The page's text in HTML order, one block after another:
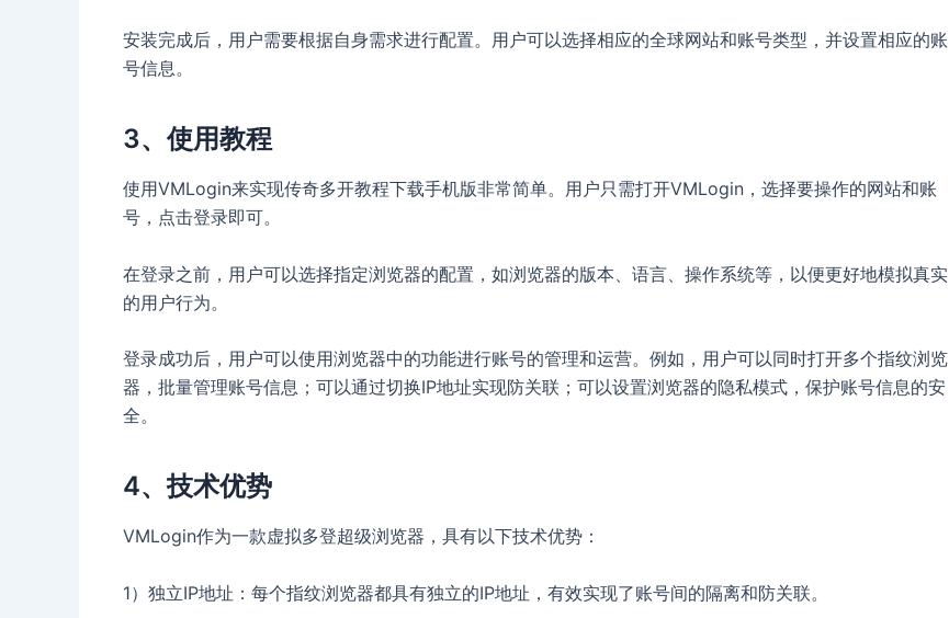
安装完成后，用户需要根据自身需求进行配置。用户可以选择相应的全球网站和账号类型，并设置相应的账
号信息。
3、使用教程
使用VMLogin来实现传奇多开教程下载手机版非常简单。用户只需打开VMLogin，选择要操作的网站和账
号，点击登录即可。
在登录之前，用户可以选择指定浏览器的配置，如浏览器的版本、语言、操作系统等，以便更好地模拟真实
的用户行为。
登录成功后，用户可以使用浏览器中的功能进行账号的管理和运营。例如，用户可以同时打开多个指纹浏览
器，批量管理账号信息；可以通过切换IP地址实现防关联；可以设置浏览器的隐私模式，保护账号信息的安
全。
4、技术优势
VMLogin作为一款虚拟多登超级浏览器，具有以下技术优势：
1）独立IP地址：每个指纹浏览器都具有独立的IP地址，有效实现了账号间的隔离和防关联。